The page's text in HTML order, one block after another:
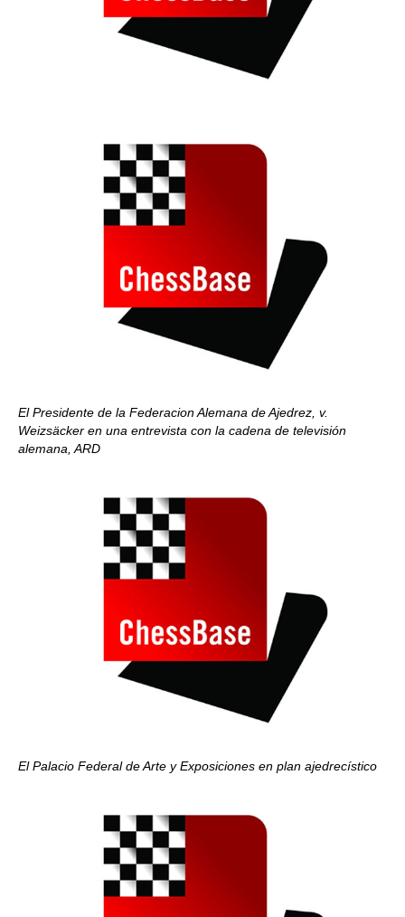
El Presidente de la Federacion Alemana de Ajedrez, v.
Weizsäcker en una entrevista con la cadena de televisión
alemana, ARD
El Palacio Federal de Arte y Exposiciones en plan ajedrecístico